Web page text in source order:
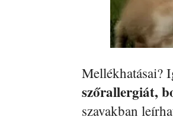
Mellékhatásai?
szőrallergiát,
szavakban